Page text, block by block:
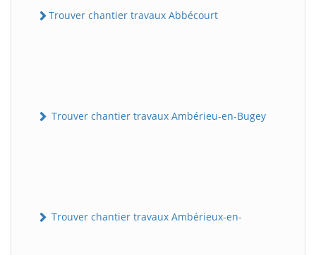
Trouver chantier travaux Abbécourt
Trouver chantier travaux Ambérieu-en-Bugey
Trouver chantier travaux Ambérieux-en-